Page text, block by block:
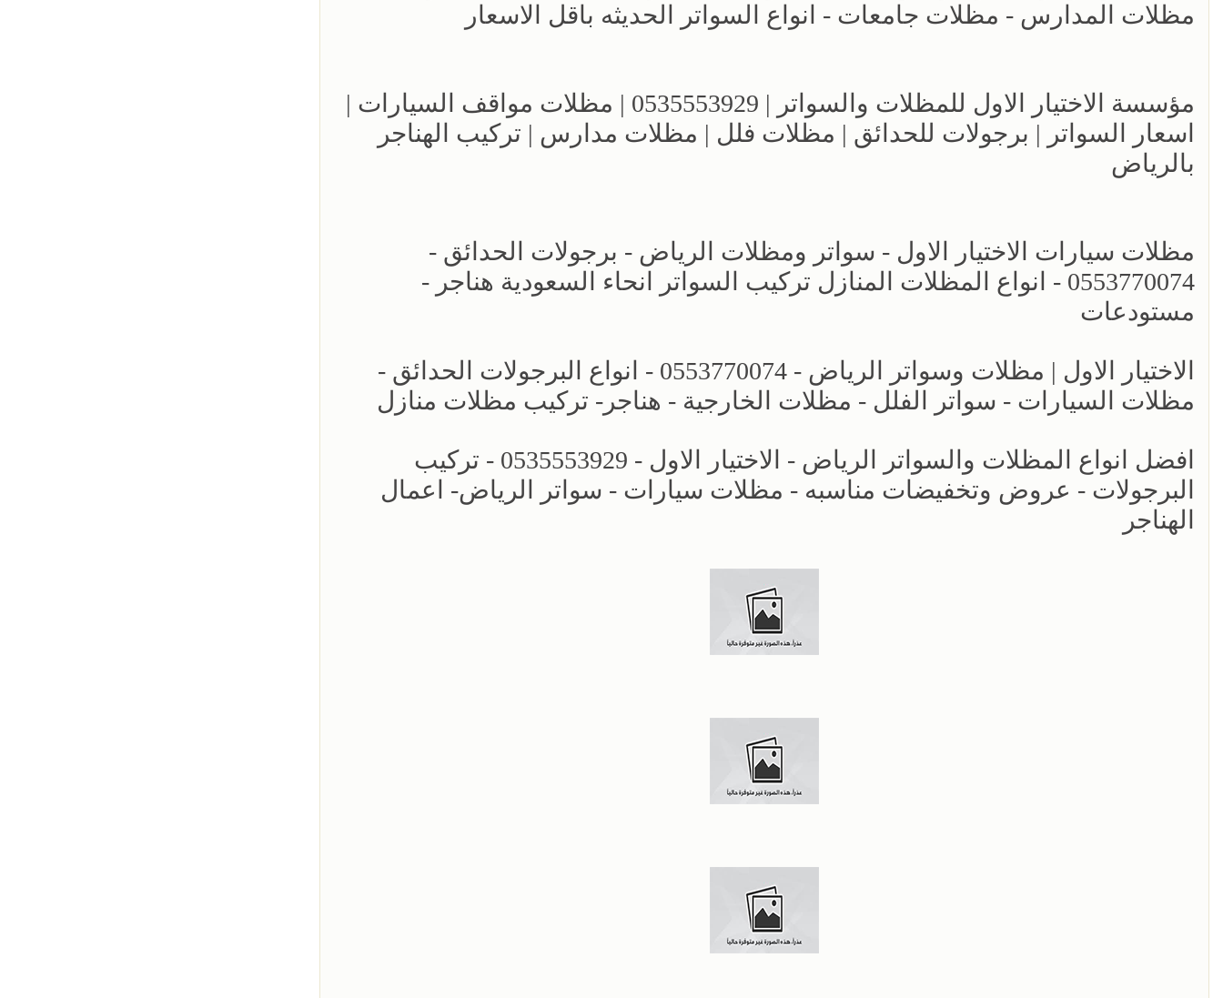
مظلات المدارس - مظلات جامعات - انواع السواتر الحديثه باقل الاسعار
مؤسسة الاختيار الاول للمظلات والسواتر | 0535553929 | مظلات مواقف السيارات |
اسعار السواتر | برجولات للحدائق | مظلات فلل | مظلات مدارس | تركيب الهناجر
بالرياض
مظلات سيارات الاختيار الاول - سواتر ومظلات الرياض - برجولات الحدائق -
0553770074 - انواع المظلات المنازل تركيب السواتر انحاء السعودية هناجر -
مستودعات
الاختيار الاول | مظلات وسواتر الرياض - 0553770074 - انواع البرجولات الحدائق -
مظلات السيارات - سواتر الفلل - مظلات الخارجية - هناجر- تركيب مظلات منازل
افضل انواع المظلات والسواتر الرياض - الاختيار الاول - 0535553929 - تركيب
البرجولات - عروض وتخفيضات مناسبه - مظلات سيارات - سواتر الرياض- اعمال
الهناجر